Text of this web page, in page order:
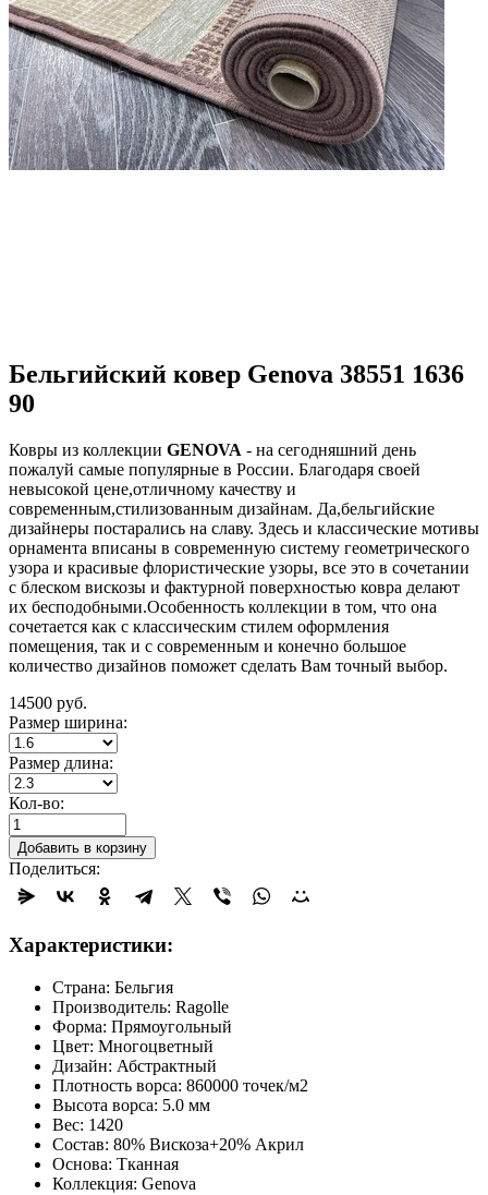
Бельгийский ковер Genova 38551 1636
90
Ковры из коллекции GENOVA - на сегодняшний день
пожалуй самые популярные в России. Благодаря своей
невысокой цене,отличному качеству и
современным,стилизованным дизайнам. Да,бельгийские
дизайнеры постарались на славу. Здесь и классические мотивы
орнамента вписаны в современную систему геометрического
узора и красивые флористические узоры, все это в сочетании
с блеском вискозы и фактурной поверхностью ковра делают
их бесподобными.Особенность коллекции в том, что она
сочетается как с классическим стилем оформления
помещения, так и с современным и конечно большое
количество дизайнов поможет сделать Вам точный выбор.
14500 руб.
Размер ширина:
Размер длина:
Кол-во:
Добавить в корзину
Поделиться:
Характеристики:
Страна: Бельгия
Производитель: Ragolle
Форма: Прямоугольный
Цвет: Многоцветный
Дизайн: Абстрактный
Плотность ворса: 860000 точек/м2
Высота ворса: 5.0 мм
Вес: 1420
Состав: 80% Вискоза+20% Акрил
Основа: Тканная
Коллекция: Genova